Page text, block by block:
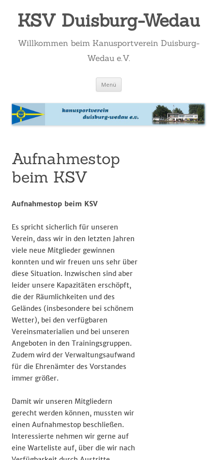
KSV Duisburg-Wedau
Willkommen beim Kanusportverein Duisburg-
Wedau e.V.
Menü Zum
springen
Aufnahmestop
beim KSV
Aufnahmestop beim KSV
Es spricht sicherlich für unseren
Verein, dass wir in den letzten Jahren
viele neue Mitglieder gewinnen
konnten und wir freuen uns sehr über
diese Situation. Inzwischen sind aber
leider unsere Kapazitäten erschöpft,
die der Räumlichkeiten und des
Geländes (insbesondere bei schönem
Wetter), bei den verfügbaren
Vereinsmaterialien und bei unseren
Angeboten in den Trainingsgruppen.
Zudem wird der Verwaltungsaufwand
für die Ehrenämter des Vorstandes
immer größer.
Damit wir unseren Mitgliedern
gerecht werden können, mussten wir
einen Aufnahmestop beschließen.
Interessierte nehmen wir gerne auf
eine Warteliste auf, über die wir nach